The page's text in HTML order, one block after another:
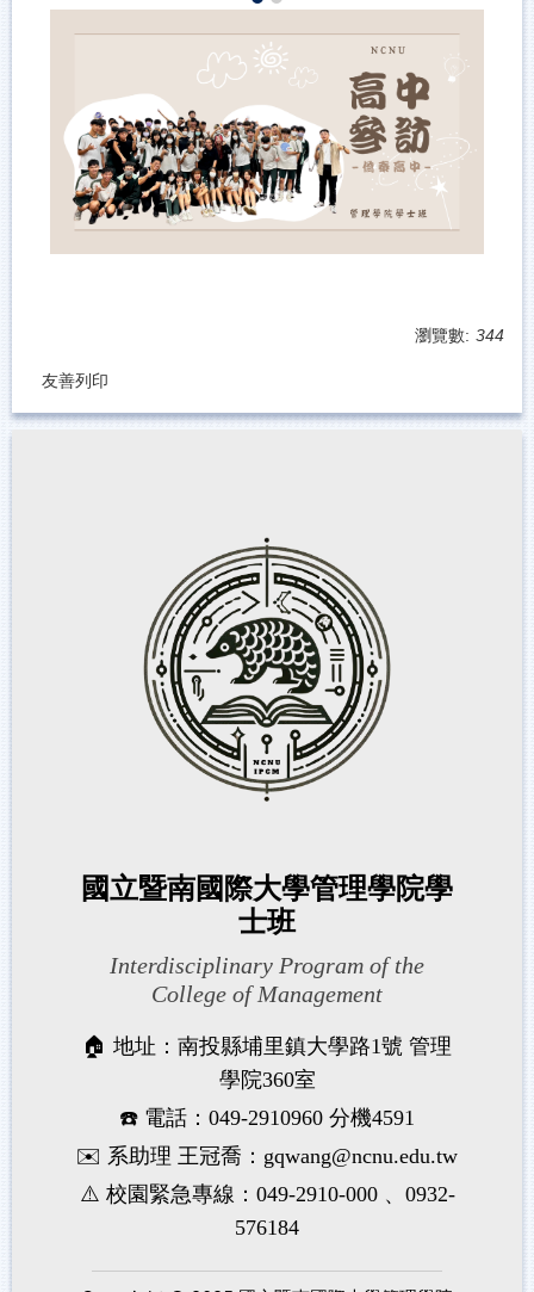
瀏覽數: 344
友善列印
國立暨南國際大學管理學院學
士班
Interdisciplinary Program of the
College of Management
🏠 地址：南投縣埔里鎮大學路1號 管理
學院360室
☎️ 電話：049-2910960 分機4591
✉️ 系助理 王冠喬：gqwang@ncnu.edu.tw
⚠️ 校園緊急專線：049-2910-000 、0932-
576184